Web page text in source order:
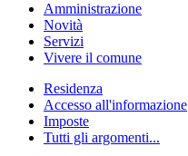
Amministrazione
Novità
Servizi
Vivere il comune
Residenza
Accesso all'informazione
Imposte
Tutti gli argomenti...